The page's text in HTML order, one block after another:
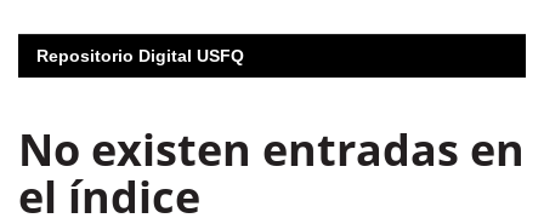
Repositorio Digital USFQ
No existen entradas en
el índice